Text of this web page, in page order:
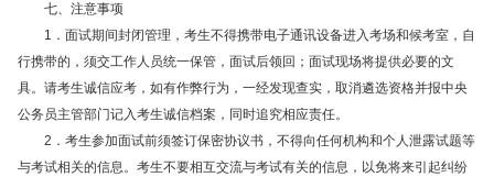
七、注意事项
1．面试期间封闭管理，考生不得携带电子通讯设备进入考场和候考室，自
行携带的，须交工作人员统一保管，面试后领回；面试现场将提供必要的文
具。请考生诚信应考，如有作弊行为，一经发现查实，取消遴选资格并报中央
公务员主管部门记入考生诚信档案，同时追究相应责任。
2．考生参加面试前须签订保密协议书，不得向任何机构和个人泄露试题等
与考试相关的信息。考生不要相互交流与考试有关的信息，以免将来引起纠纷